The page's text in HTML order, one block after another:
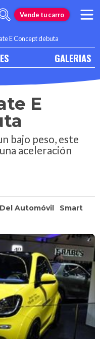
Vende tu carro
E Concept debuta
GALERIAS
E
bajo peso, este
aceleración
Automóvil
Smart